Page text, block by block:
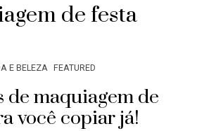
de festa
E BELEZA FEATURED
de maquiagem de
você copiar já!